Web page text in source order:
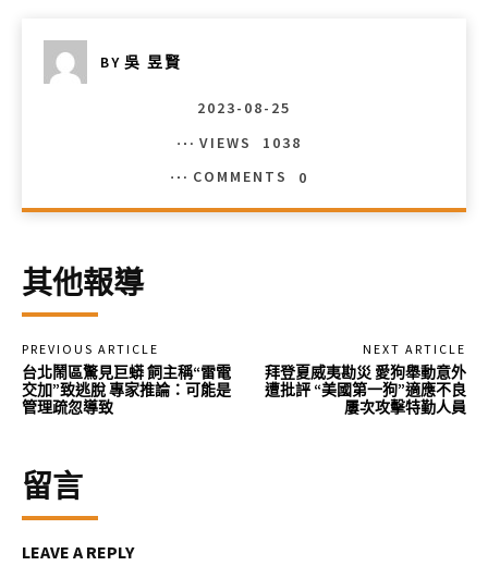
BY 吳 昱賢
2023-08-25
VIEWS
1038
COMMENTS
0
其他報導
PREVIOUS ARTICLE
台北鬧區驚見巨蟒 飼主稱“雷電
交加”致逃脫 專家推論：可能是
管理疏忽導致
NEXT ARTICLE
拜登夏威夷勘災 愛狗舉動意外
遭批評 “美國第一狗”適應不良
屢次攻擊特勤人員
留言
LEAVE A REPLY